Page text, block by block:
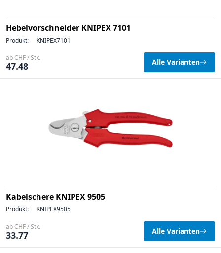
Hebelvorschneider KNIPEX 7101
Produkt: KNIPEX7101
ab CHF / Stk.
47.48 Alle Varianten
Kabelschere KNIPEX 9505
Produkt: KNIPEX9505
ab CHF / Stk.
33.77 Alle Varianten